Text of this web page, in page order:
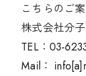
こちらのご
株式会社分
TEL：03-
Mail：